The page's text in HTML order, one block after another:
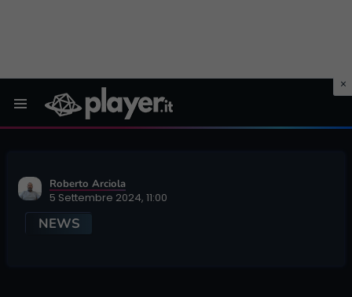
Roberto Arciola
5 Settembre 2024, 11:00
NEWS